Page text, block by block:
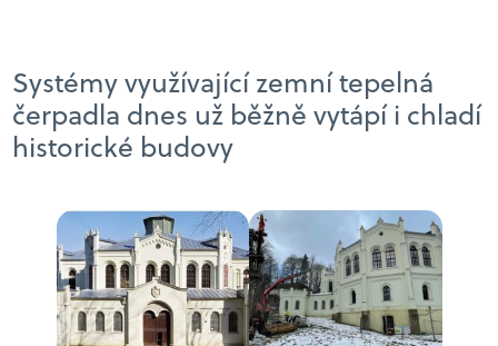
Systémy využívající zemní tepelná
čerpadla dnes už běžně vytápí i chladí
historické budovy